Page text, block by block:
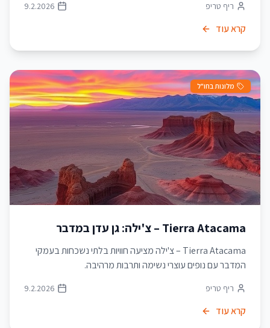
ריף טריפ 9.2.2026
קרא עוד
מלונות בחו"ל
Tierra Atacama – צ'ילה: גן עדן במדבר
Tierra Atacama – צ'ילה מציעה חוויות בלתי נשכחות בעמקי
המדבר עם נופים עוצרי נשימה ותרבות מרהיבה.
ריף טריפ 9.2.2026
קרא עוד